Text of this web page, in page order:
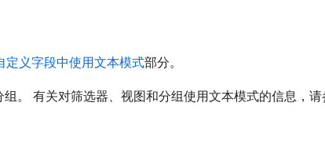
定义字段中使用文本模式部分。
。 有关对筛选器、视图和分组使用文本模式的信息，请